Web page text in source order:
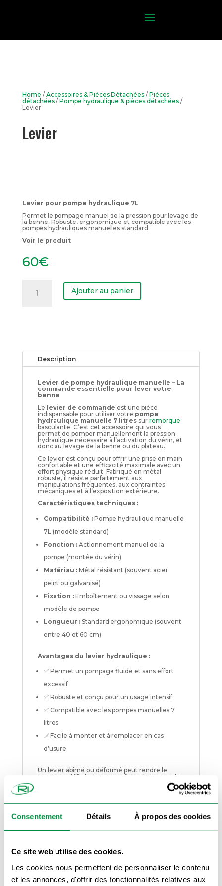
Consentement Détails À propos des cookies
Ce site web utilise des cookies.
Les cookies nous permettent de personnaliser le contenu
et les annonces, d'offrir des fonctionnalités relatives aux
Home / Accessoires & Pièces Détachées/ Pièces
détachées/ Pompe hydraulique & pièces détachées/
Levier
Levier
Levier pour pompe hydraulique 7L
Permet le pompage manuel de la pression pour levage de
la benne. Robuste, ergonomique et compatible avec les
pompes hydrauliques manuelles standard.
Voir le produit
60€
Levier
Ajouter au panier
Description
Levier de pompe hydraulique manuelle – La
commande essentielle pour lever votre
benne
Le levier de commande est une pièce
indispensable pour utiliser votre pompe
hydraulique manuelle 7 litressur remorque
basculante. C’est cet accessoire qui vous
permet de pomper manuellement la pression
hydraulique nécessaire à l’activation du vérin, et
donc au levage de la benne ou du plateau.
Ce levier est conçu pour offrir une prise en main
confortable et une efficacité maximale avec un
effort physique réduit. Fabriqué en métal
robuste, il résiste parfaitement aux
manipulations fréquentes, aux contraintes
mécaniques et à l’exposition extérieure.
Caractéristiques techniques :
Compatibilité :Pompe hydraulique manuelle
7L (modèle standard)
Fonction :Actionnement manuel de la
pompe (montée du vérin)
Matériau :Métal résistant (souvent acier
peint ou galvanisé)
Fixation :Emboîtement ou vissage selon
modèle de pompe
Longueur :Standard ergonomique (souvent
entre 40 et 60 cm)
Avantages du levier hydraulique :
✅ Permet un pompage fluide et sans effort
excessif
✅ Robuste et conçu pour un usage intensif
✅ Compatible avec les pompes manuelles 7
litres
✅ Facile à monter et à remplacer en cas
d’usure
Un levier abîmé ou déformé peut rendre le
pompage difficile, voire empêcher le levage de
pompe ni fixation, mais elle s’adapte
7Lproposée sur notre site.
🔗Robinet de décompression
🔗Cuve de pompe 7L
🔗Voir tous nos accessoires hydrauliques